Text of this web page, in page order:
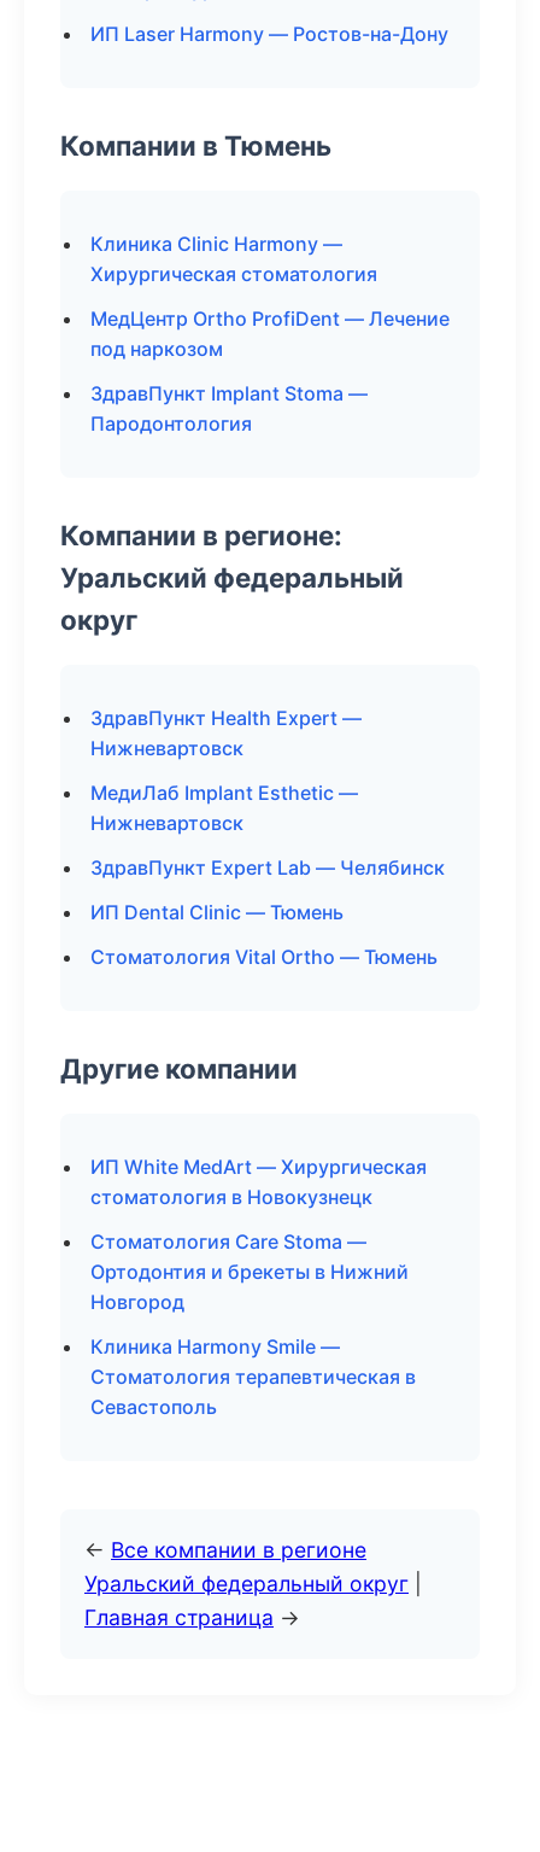
ИП Laser Harmony — Ростов-на-Дону
Компании в Тюмень
Клиника Clinic Harmony —
Хирургическая стоматология
МедЦентр Ortho ProfiDent — Лечение
под наркозом
ЗдравПункт Implant Stoma —
Пародонтология
Компании в регионе:
Уральский федеральный
округ
ЗдравПункт Health Expert —
Нижневартовск
МедиЛаб Implant Esthetic —
Нижневартовск
ЗдравПункт Expert Lab — Челябинск
ИП Dental Clinic — Тюмень
Стоматология Vital Ortho — Тюмень
Другие компании
ИП White MedArt — Хирургическая
стоматология в Новокузнецк
Стоматология Care Stoma —
Ортодонтия и брекеты в Нижний
Новгород
Клиника Harmony Smile —
Стоматология терапевтическая в
Севастополь
← Все компании в регионе
Уральский федеральный округ
Главная страница →